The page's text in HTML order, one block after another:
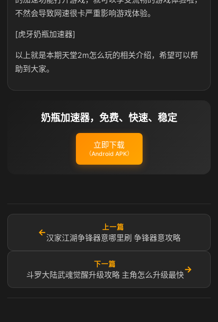
不然会导致网速很卡严重影响游戏体验。
[虎牙奶瓶加速器]
以上就是本期天堂2m怎么玩的相关介绍，希望可以帮
助到大家。
奶瓶加速器，免费、快速、稳定
立即下载
（Android APK）
←
上一篇
汉家江湖争锋器意哪里刷 争锋器意攻略
下一篇
斗罗大陆武魂觉醒升级攻略 主角怎么升级最快
→